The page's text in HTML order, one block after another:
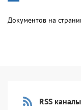
Документов на
RSS каналы